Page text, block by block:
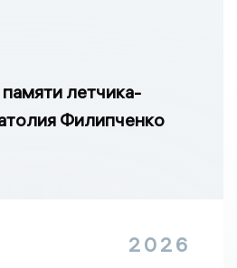
летчика-
Филипченко
2026